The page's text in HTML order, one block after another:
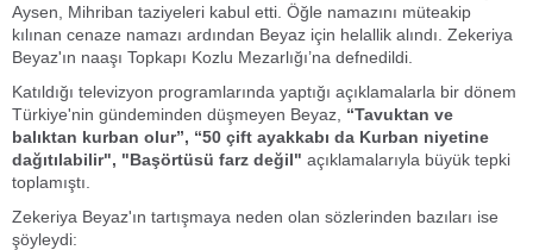
Aysen, Mihriban taziyeleri kabul etti. Öğle namazını müteakip
kılınan cenaze namazı ardından Beyaz için helallik alındı. Zekeriya
Beyaz'ın naaşı Topkapı Kozlu Mezarlığı’na defnedildi.
Katıldığı televizyon programlarında yaptığı açıklamalarla bir dönem
Türkiye'nin gündeminden düşmeyen Beyaz, “Tavuktan ve
balıktan kurban olur”, “50 çift ayakkabı da Kurban niyetine
dağıtılabilir", "Başörtüsü farz değil" açıklamalarıyla büyük tepki
toplamıştı.
Zekeriya Beyaz'ın tartışmaya neden olan sözlerinden bazıları ise
şöyleydi: